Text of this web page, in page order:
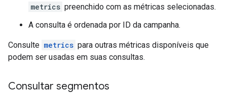
metrics preenchido com as métricas selecionadas.
A consulta é ordenada por ID da campanha.
Consulte metrics para outras métricas disponíveis que
podem ser usadas em suas consultas.
Consultar segmentos